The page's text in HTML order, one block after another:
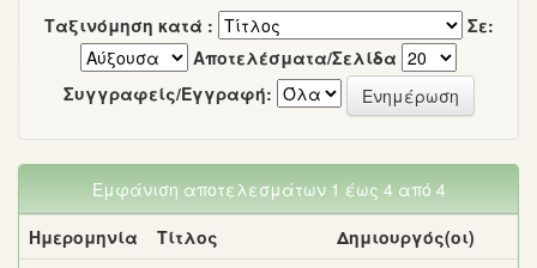
Ταξινόμηση κατά :
Σε:
Αποτελέσματα/Σελίδα
Συγγραφείς/Εγγραφή:
Εμφάνιση αποτελεσμάτων 1 έως 4 από 4
Ημερομηνία
Τίτλος
Δημιουργός(οι)